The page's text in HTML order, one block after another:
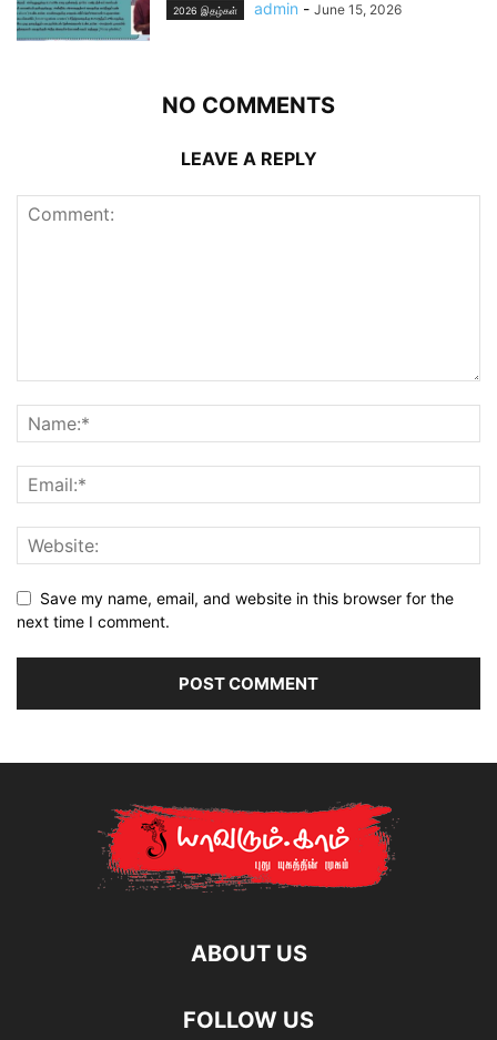
2026 இதழ்கள் admin - June 15, 2026
NO COMMENTS
LEAVE A REPLY
Save my name, email, and website in this browser for the
next time I comment.
ABOUT US
FOLLOW US